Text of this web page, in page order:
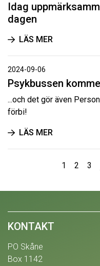
Idag
dagen
LÄS MER
2024-09-06
Psykbussen
...och det gör även
förbi!
LÄS MER
1 2 3
KONTAKT
PO Skåne
Box 1142